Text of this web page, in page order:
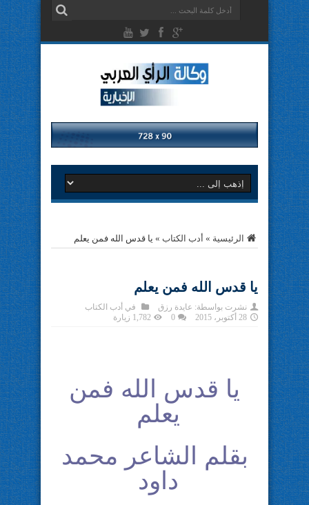
الرئيسية » أدب الكتاب » يا قدس الله فمن يعلم
يا قدس الله فمن يعلم
نشرت بواسطة: عايدة رزق في أدب الكتاب
28 أكتوبر، 2015
0 1,782 زيارة
يا قدس الله فمن
يعلم
بقلم الشاعر محمد
داود